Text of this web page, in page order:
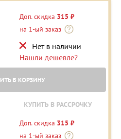
Доп. скидка 315 ₽
на 1-ый заказ
Нет в наличии
Нашли дешевле?
В КОРЗИНУ
КУПИТЬ В РАССРОЧКУ
Доп. скидка 315 ₽
на 1-ый заказ